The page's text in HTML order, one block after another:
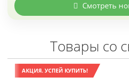
Смотреть
Товары со
АКЦИЯ. УСПЕЙ КУПИТЬ!